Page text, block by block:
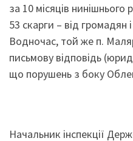
за 10 місяців нинішнього
53 скарги – від громадян
Водночас, той же п.
письмову відповідь
що порушень з боку
Начальник інспекції